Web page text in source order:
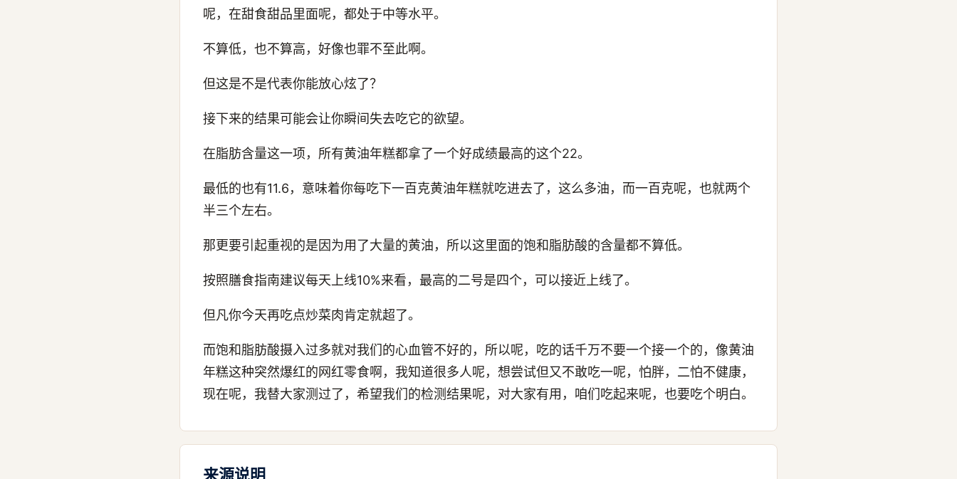
呢，在甜食甜品里面呢，都处于中等水平。
不算低，也不算高，好像也罪不至此啊。
但这是不是代表你能放心炫了？
接下来的结果可能会让你瞬间失去吃它的欲望。
在脂肪含量这一项，所有黄油年糕都拿了一个好成绩最高的这个22。
最低的也有11.6，意味着你每吃下一百克黄油年糕就吃进去了，这么多油，而一百克呢，也就两个
半三个左右。
那更要引起重视的是因为用了大量的黄油，所以这里面的饱和脂肪酸的含量都不算低。
按照膳食指南建议每天上线10%来看，最高的二号是四个，可以接近上线了。
但凡你今天再吃点炒菜肉肯定就超了。
而饱和脂肪酸摄入过多就对我们的心血管不好的，所以呢，吃的话千万不要一个接一个的，像黄油
年糕这种突然爆红的网红零食啊，我知道很多人呢，想尝试但又不敢吃一呢，怕胖，二怕不健康，
现在呢，我替大家测过了，希望我们的检测结果呢，对大家有用，咱们吃起来呢，也要吃个明白。
来源说明